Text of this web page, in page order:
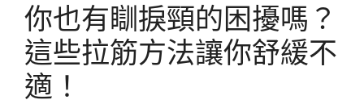
你也有瞓捩頸的困擾嗎？
這些拉筋方法讓你舒緩不
適！